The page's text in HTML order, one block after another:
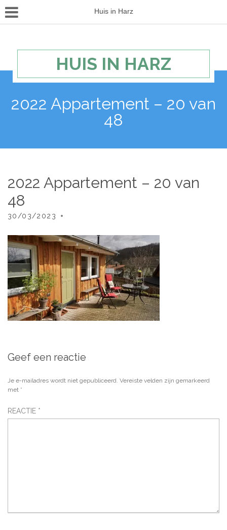
Huis in Harz
HUIS IN HARZ
2022 Appartement – 20 van
48
2022 Appartement – 20 van
48
30/03/2023
Geef een reactie
Je e-mailadres wordt niet gepubliceerd. Vereiste velden zijn gemarkeerd
met *
REACTIE *